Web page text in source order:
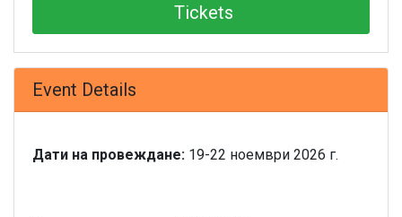
Tickets
Event Details
Дати на провеждане: 19-22 ноември 2026 г.